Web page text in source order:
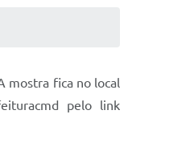
mostra fica no local
pelo link